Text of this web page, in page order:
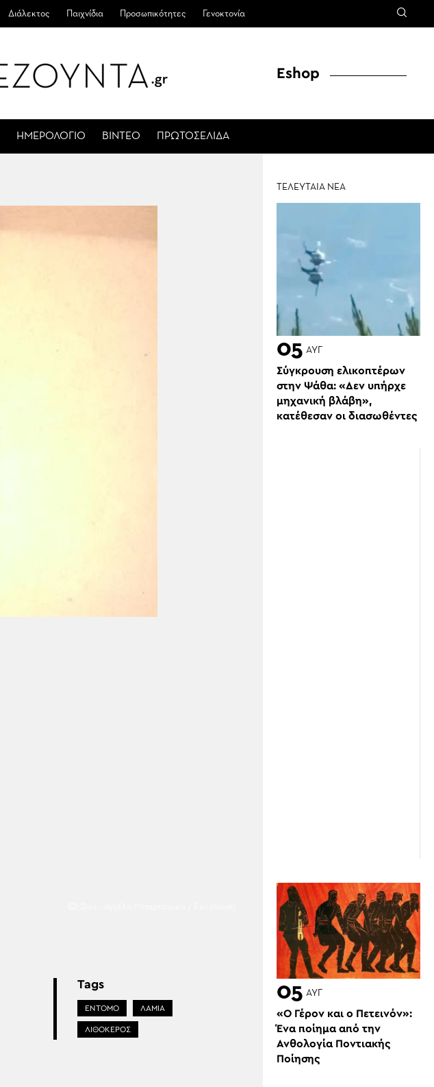
Διάλεκτος Παιχνίδια Προσωπικότητες Γενοκτονία
ΗΜΕΡΟΛΟΓΙΟ ΒΙΝΤΕΟ ΠΡΩΤΟΣΕΛΙΔΑ
Eshop
Tags
ΕΝΤΟΜΟ ΛΑΜΙΑ
ΛΙΘΟΚΕΡΟΣ
ΤΕΛΕΥΤΑΙΑ ΝΕΑ
05 ΑΥΓ
Σύγκρουση ελικοπτέρων
στην Ψάθα: «Δεν υπήρχε
μηχανική βλάβη»,
κατέθεσαν οι διασωθέντες
05 ΑΥΓ
«Ο Γέρον και ο Πετεινόν»:
Ένα ποίημα από την
Ανθολογία Ποντιακής
Ποίησης